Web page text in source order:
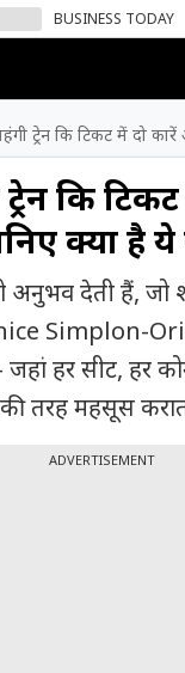
BUSINESS TODAY
ट्रेन कि टिकट में दो कारें
कि
क्यों है
देती हैं, जो
Simplon-
हर सीट, हर
तरह महसूस
ADVERTISEMENT